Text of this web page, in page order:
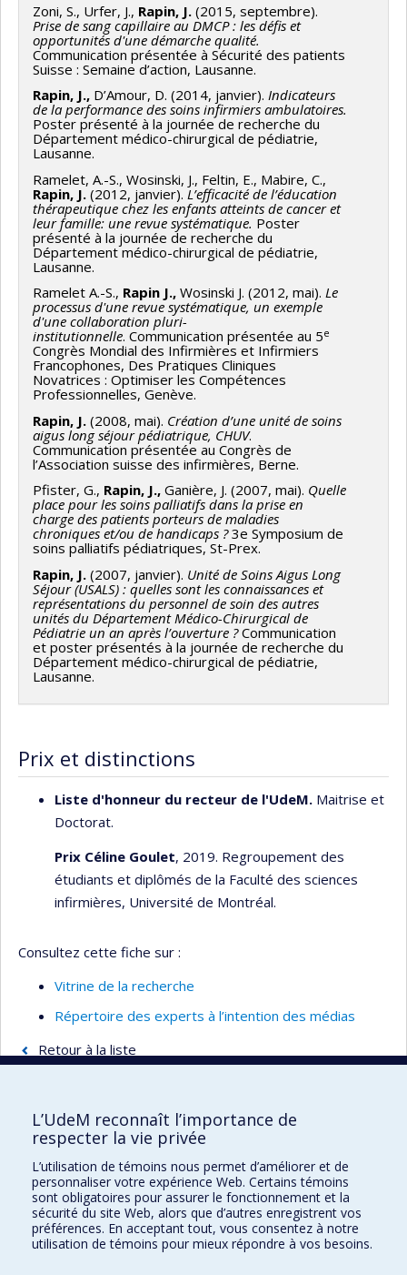
Zoni, S., Urfer, J., Rapin, J. (2015, septembre).
Prise de sang capillaire au DMCP : les défis et
opportunités d'une démarche qualité.
Communication présentée à Sécurité des patients
Suisse : Semaine d’action, Lausanne.
Rapin, J., D’Amour, D. (2014, janvier). Indicateurs
de la performance des soins infirmiers ambulatoires.
Poster présenté à la journée de recherche du
Département médico-chirurgical de pédiatrie,
Lausanne.
Ramelet, A.-S., Wosinski, J., Feltin, E., Mabire, C.,
Rapin, J. (2012, janvier). L’efficacité de l’éducation
thérapeutique chez les enfants atteints de cancer et
leur famille: une revue systématique. Poster
présenté à la journée de recherche du
Département médico-chirurgical de pédiatrie,
Lausanne.
Ramelet A.-S., Rapin J., Wosinski J. (2012, mai). Le
processus d'une revue systématique, un exemple
d'une collaboration pluri-
institutionnelle. Communication présentée au 5e
Congrès Mondial des Infirmières et Infirmiers
Francophones, Des Pratiques Cliniques
Novatrices : Optimiser les Compétences
Professionnelles, Genève.
Rapin, J. (2008, mai). Création d’une unité de soins
aigus long séjour pédiatrique, CHUV.
Communication présentée au Congrès de
l’Association suisse des infirmières, Berne.
Pfister, G., Rapin, J., Ganière, J. (2007, mai). Quelle
place pour les soins palliatifs dans la prise en
charge des patients porteurs de maladies
chroniques et/ou de handicaps ?3e Symposium de
soins palliatifs pédiatriques, St-Prex.
Rapin, J. (2007, janvier). Unité de Soins Aigus Long
Séjour (USALS) : quelles sont les connaissances et
représentations du personnel de soin des autres
unités du Département Médico-Chirurgical de
Pédiatrie un an après l’ouverture ?Communication
et poster présentés à la journée de recherche du
Département médico-chirurgical de pédiatrie,
Lausanne.
Prix et distinctions
Liste d'honneur du recteur de l'UdeM. Maitrise et
Doctorat.
Prix Céline Goulet, 2019. Regroupement des
étudiants et diplômés de la Faculté des sciences
infirmières, Université de Montréal.
Consultez cette fiche sur :
Vitrine de la recherche
Répertoire des experts à l’intention des médias
Retour à la liste
Faculté des sciences infirmières
Pavillon Marguerite-d'Youville
2375, chemin de la Côte-Sainte-Catherine
Montréal (Québec) H3T 1A8
Lien Google Maps
L’UdeM reconnaît l’importance de
respecter la vie privée
L’utilisation de témoins nous permet d’améliorer et de
personnaliser votre expérience Web. Certains témoins
sont obligatoires pour assurer le fonctionnement et la
sécurité du site Web, alors que d’autres enregistrent vos
préférences. En acceptant tout, vous consentez à notre
utilisation de témoins pour mieux répondre à vos besoins.